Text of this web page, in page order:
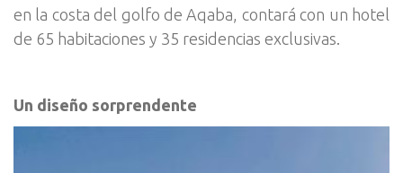
en la costa del golfo de Aqaba, contará con un hotel
de 65 habitaciones y 35 residencias exclusivas.
Un diseño sorprendente